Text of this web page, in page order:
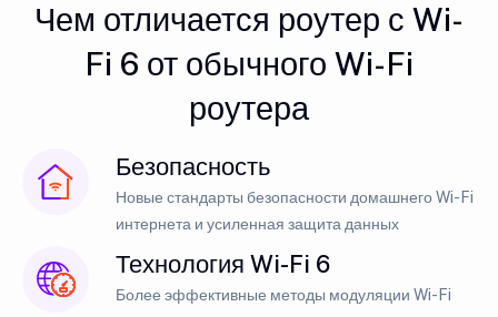
Чем отличается роутер с Wi-
Fi 6 от обычного Wi-Fi
роутера
Безопасность
Новые стандарты безопасности домашнего Wi-Fi
интернета и усиленная защита данных
Технология Wi-Fi 6
Более эффективные методы модуляции Wi-Fi